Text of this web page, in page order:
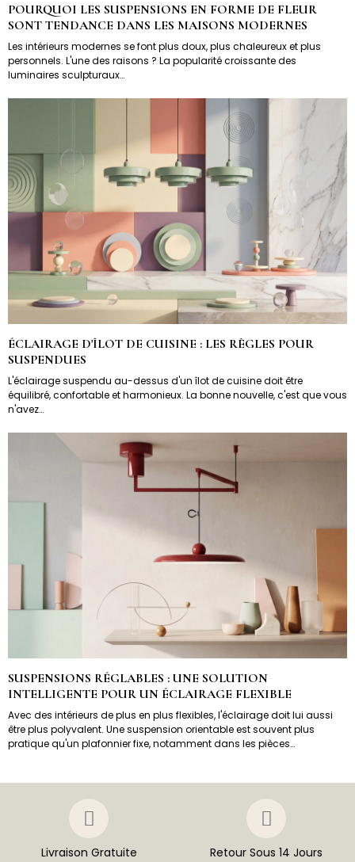
POURQUOI LES SUSPENSIONS EN FORME DE FLEUR
SONT TENDANCE DANS LES MAISONS MODERNES
Les intérieurs modernes se font plus doux, plus chaleureux et plus
personnels. L'une des raisons ? La popularité croissante des
luminaires sculpturaux…
ÉCLAIRAGE D'ÎLOT DE CUISINE : LES RÈGLES POUR
SUSPENDUES
L'éclairage suspendu au-dessus d'un îlot de cuisine doit être
équilibré, confortable et harmonieux. La bonne nouvelle, c'est que vous
n'avez…
SUSPENSIONS RÉGLABLES : UNE SOLUTION
INTELLIGENTE POUR UN ÉCLAIRAGE FLEXIBLE
Avec des intérieurs de plus en plus flexibles, l'éclairage doit lui aussi
être plus polyvalent. Une suspension orientable est souvent plus
pratique qu'un plafonnier fixe, notamment dans les pièces…
Livraison Gratuite Retour Sous 14 Jours